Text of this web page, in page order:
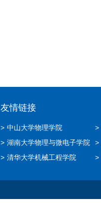
友情链接
> 中山大学物理学院 >
> 湖南大学物理与微电子学院 >
> 清华大学机械工程学院 >